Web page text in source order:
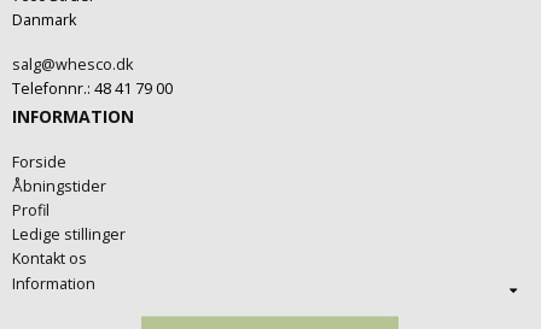
Danmark
salg@whesco.dk
Telefonnr.: 48 41 79 00
INFORMATION
Forside
Åbningstider
Profil
Ledige stillinger
Kontakt os
Information